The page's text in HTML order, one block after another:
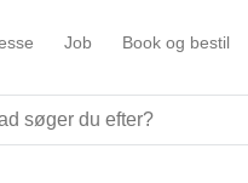
Job Book og bestil